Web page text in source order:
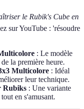
le Rubik's Cube en
sur YouTube : 'résoudre
: Le modèle
la première heure.
Multicolore : Idéal
leur technique.
Rubiks : Une variante
en s'amusant.